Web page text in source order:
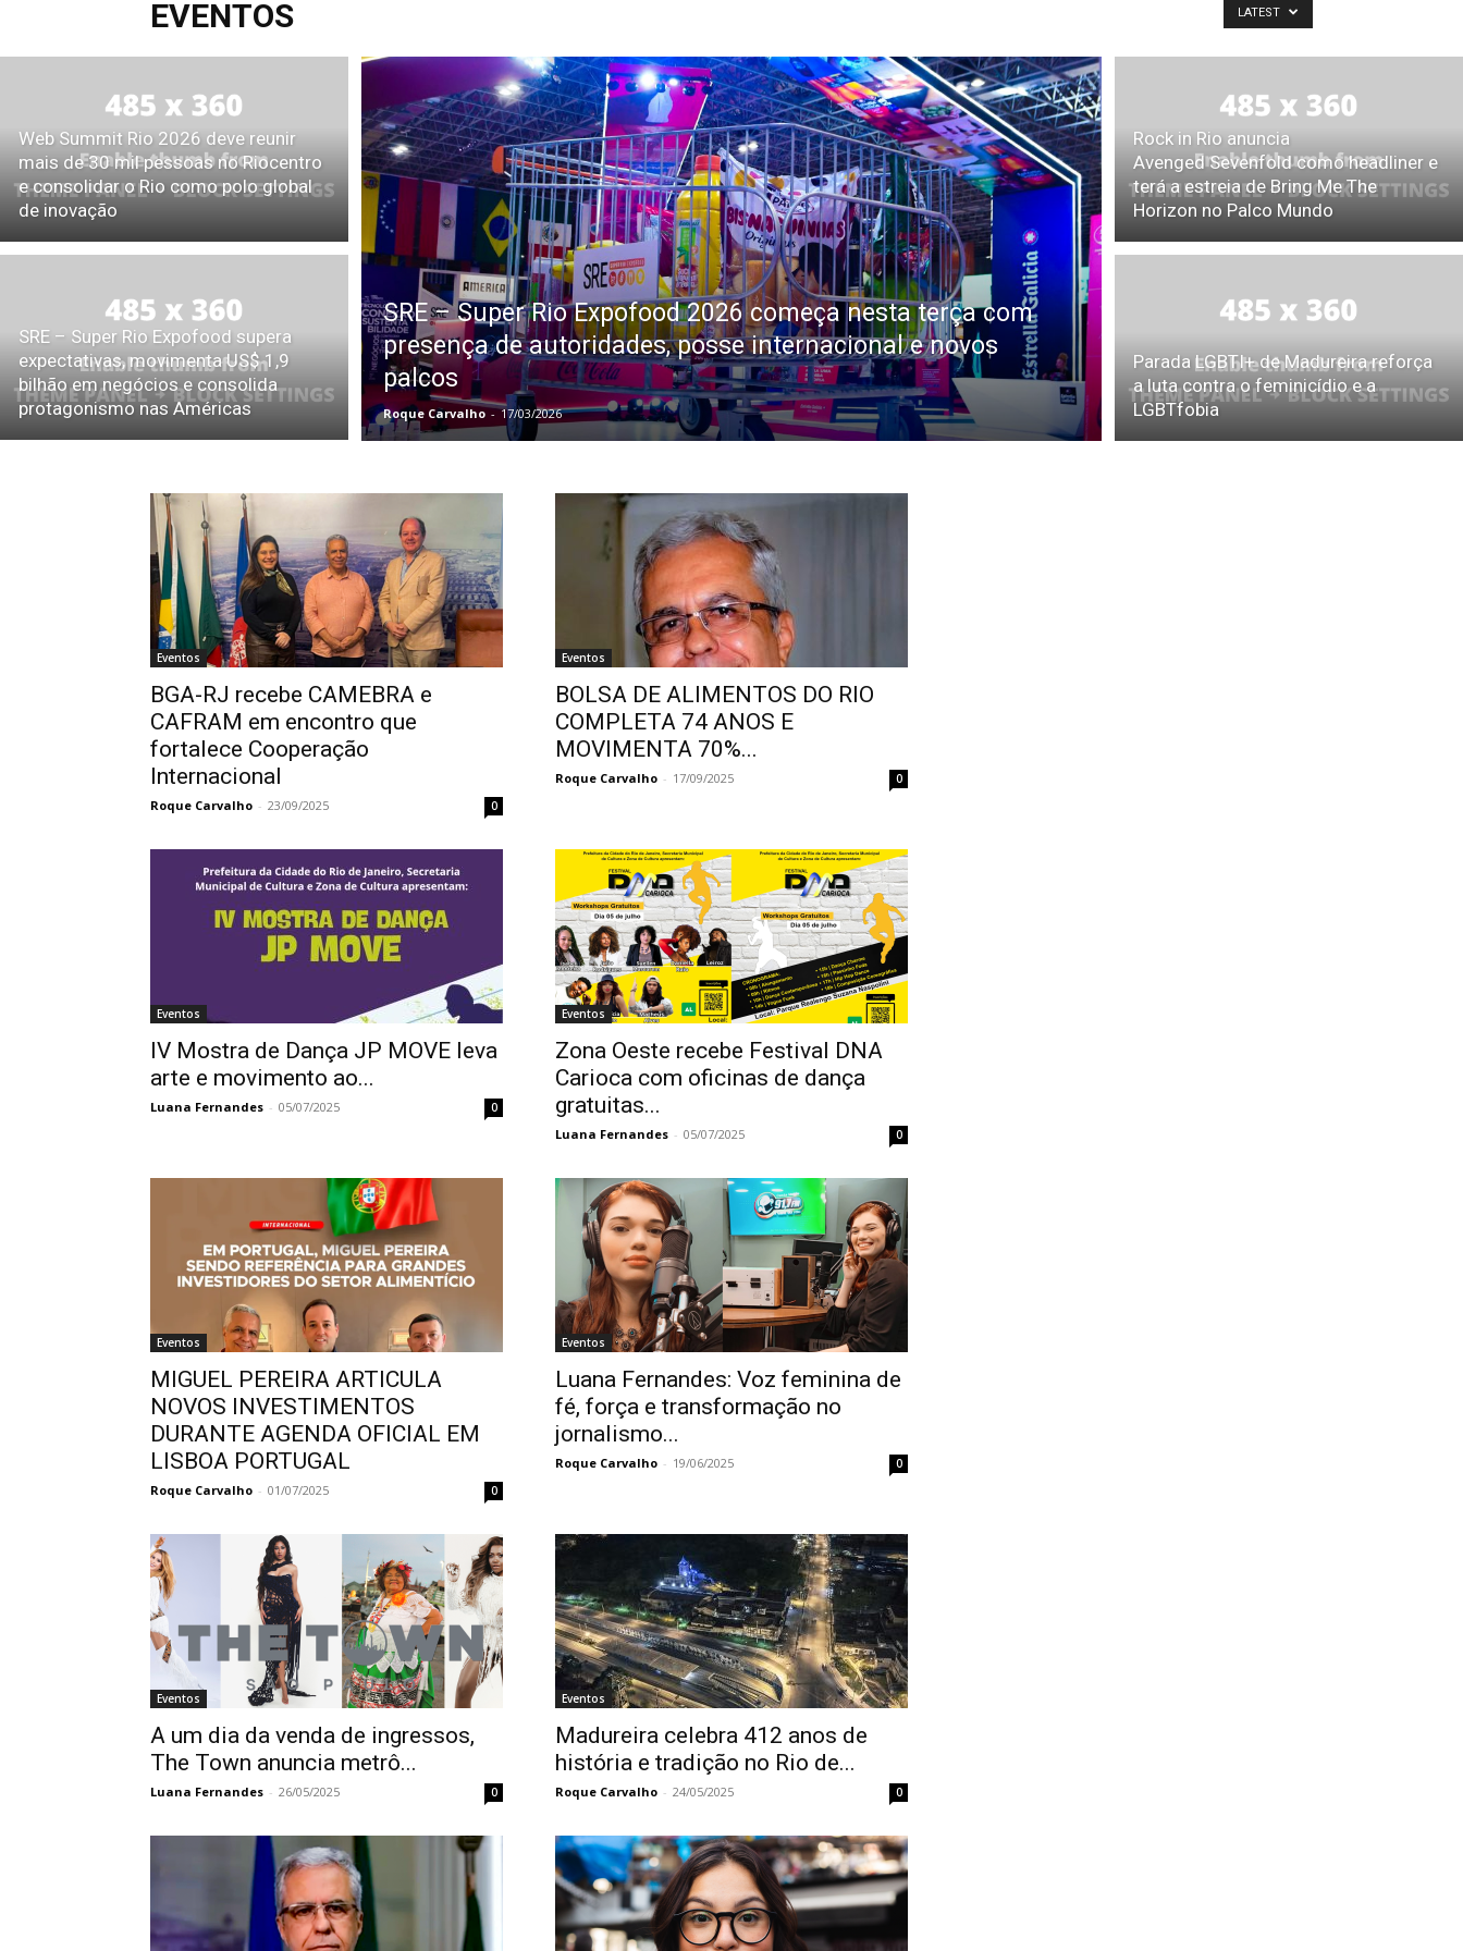
EVENTOS LATEST
Web Summit Rio 2026 deve reunir
mais de 30 mil pessoas no Riocentro
e consolidar o Rio como polo global
de inovação
SRE – Super Rio Expofood supera
expectativas, movimenta US$ 1,9
bilhão em negócios e consolida
protagonismo nas Américas
SRE – Super Rio Expofood 2026 começa nesta terça com
presença de autoridades, posse internacional e novos
palcos
Roque Carvalho - 17/03/2026
Rock in Rio anuncia
Avenged Sevenfold como headliner e
terá a estreia de Bring Me The
Horizon no Palco Mundo
Parada LGBTI+ de Madureira reforça
a luta contra o feminicídio e a
LGBTfobia
Eventos
BGA-RJ recebe CAMEBRA e
CAFRAM em encontro que
fortalece Cooperação
Internacional
Roque Carvalho - 23/09/2025 0
Eventos
BOLSA DE ALIMENTOS DO RIO
COMPLETA 74 ANOS E
MOVIMENTA 70%...
Roque Carvalho - 17/09/2025 0
Eventos
IV Mostra de Dança JP MOVE leva
arte e movimento ao...
Luana Fernandes - 05/07/2025 0
Eventos
Zona Oeste recebe Festival DNA
Carioca com oficinas de dança
gratuitas...
Luana Fernandes - 05/07/2025 0
Eventos
MIGUEL PEREIRA ARTICULA
NOVOS INVESTIMENTOS
DURANTE AGENDA OFICIAL EM
LISBOA PORTUGAL
Roque Carvalho - 01/07/2025 0
Eventos
Luana Fernandes: Voz feminina de
fé, força e transformação no
jornalismo...
Roque Carvalho - 19/06/2025 0
Eventos
A um dia da venda de ingressos,
The Town anuncia metrô...
Luana Fernandes - 26/05/2025 0
Eventos
Madureira celebra 412 anos de
história e tradição no Rio de...
Roque Carvalho - 24/05/2025 0